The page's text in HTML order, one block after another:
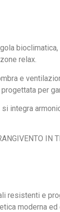
relax.
e
per
integra
resistenti e
moderna ed